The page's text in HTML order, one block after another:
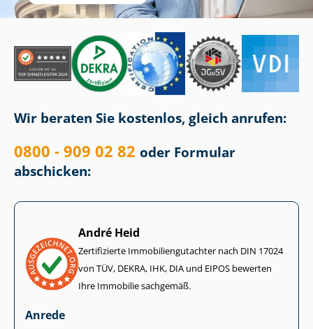
Wir beraten Sie kostenlos, gleich anrufen:
0800 - 909 02 82 oder Formular
abschicken:
André Heid
Zertifizierte Im­mo­bi­li­en­gut­ach­ter nach DIN 17024
von TÜV, DEKRA, IHK, DIA und EIPOS bewerten
Ihre Immobilie sachgemäß.
Anrede